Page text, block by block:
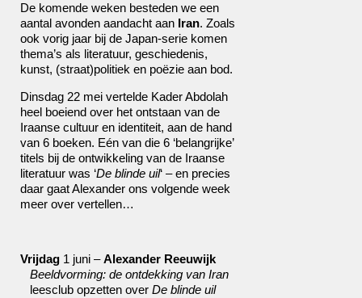
De komende weken besteden we een
aantal avonden aandacht aan Iran. Zoals
ook vorig jaar bij de Japan-serie komen
thema’s als literatuur, geschiedenis,
kunst, (straat)politiek en poëzie aan bod.
Dinsdag 22 mei vertelde Kader Abdolah
heel boeiend over het ontstaan van de
Iraanse cultuur en identiteit, aan de hand
van 6 boeken. Eén van die 6 ‘belangrijke’
titels bij de ontwikkeling van de Iraanse
literatuur was ‘De blinde uil‘ – en precies
daar gaat Alexander ons volgende week
meer over vertellen…
Vrijdag 1 juni –Alexander Reeuwijk
Beeldvorming: de ontdekking van Iran
leesclub opzetten over De blinde uil